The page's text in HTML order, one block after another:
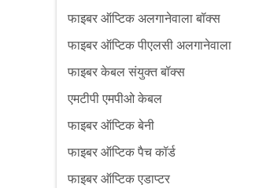
फाइबर ऑप्टिक अलगानेवाला बॉक्स
फाइबर ऑप्टिक पीएलसी अलगानेवाला
फाइबर केबल संयुक्त बॉक्स
एमटीपी एमपीओ केबल
फाइबर ऑप्टिक बेनी
फाइबर ऑप्टिक पैच कॉर्ड
फाइबर ऑप्टिक एडाप्टर